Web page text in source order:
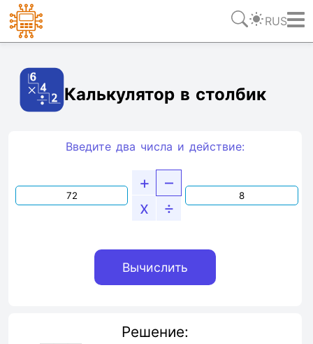
RUS
Калькулятор в столбик
Введите два числа и действие:
+
–
x
÷
Решение: